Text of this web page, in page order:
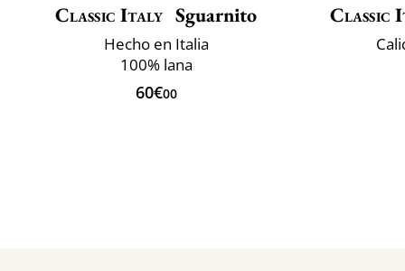
Classic Italy Sguarnito
Hecho en Italia
100% lana
60€00
Classic